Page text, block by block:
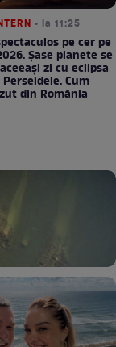
• la 11:25
pe cer pe
Șase planete se
zi cu eclipsa
Cum
din România